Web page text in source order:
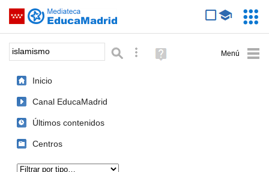
Saltar navegación
Palabra o frase: Búsqueda avanzada
Ayuda
(en
Inicio
Canal EducaMadrid
Últimos contenidos
Centros